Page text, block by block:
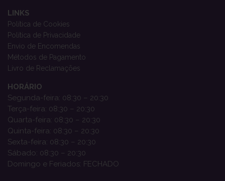
LINKS
Política de Cookies
Política de Privacidade
Envio de Encomendas
Métodos de Pagamento
Livro de Reclamações
HORÁRIO
Segunda-feira: 08:30 – 20:30
Terça-feira: 08:30 – 20:30
Quarta-feira: 08:30 – 20:30
Quinta-feira: 08:30 – 20:30
Sexta-feira: 08:30 – 20:30
Sábado: 08:30 – 20:30
Domingo e Feriados: FECHADO